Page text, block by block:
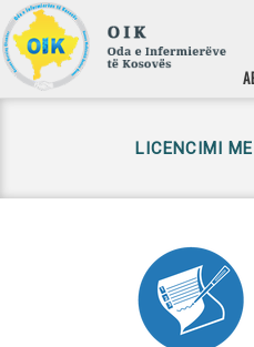
LICENCIMI